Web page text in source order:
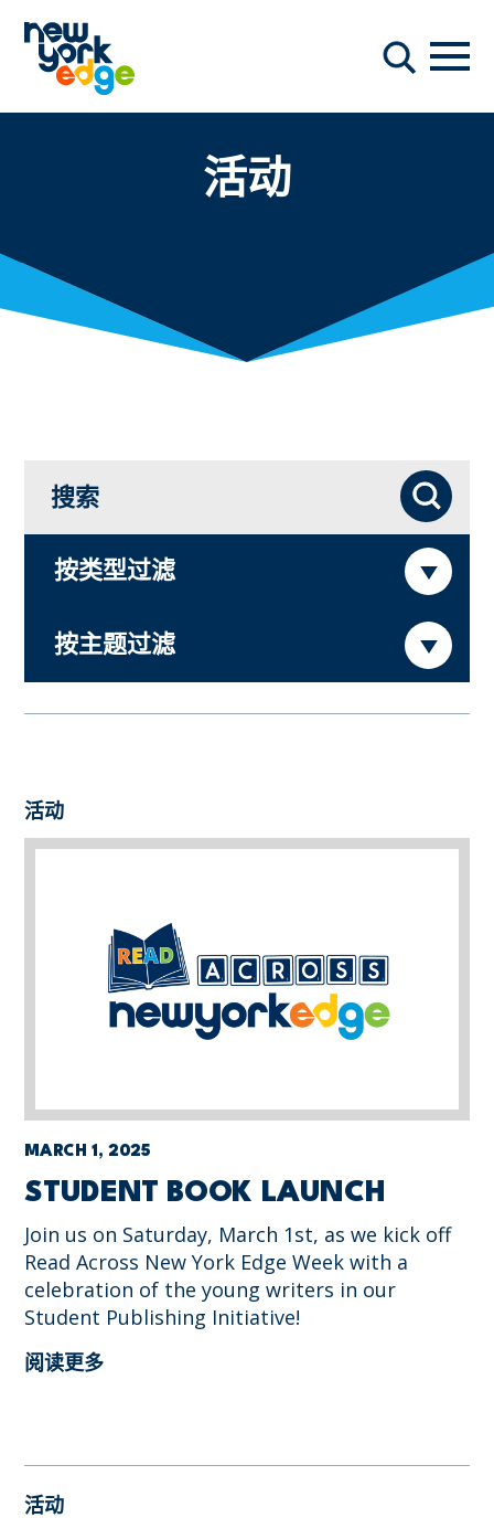
搜索
导航
活动
按类型过滤
按主题过滤
搜索 搜索
活动
MARCH 1, 2025
STUDENT BOOK LAUNCH
Join us on Saturday, March 1st, as we kick off
Read Across New York Edge Week with a
celebration of the young writers in our
Student Publishing Initiative!
阅读更多
活动